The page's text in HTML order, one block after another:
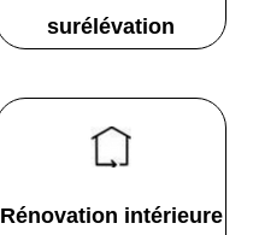
surélévation
Rénovation intérieure